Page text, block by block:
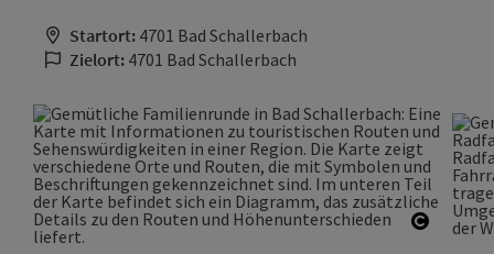
Startort: 4701 Bad Schallerbach
Zielort: 4701 Bad Schallerbach